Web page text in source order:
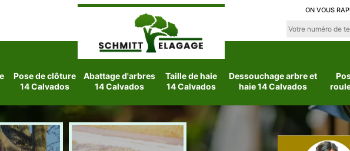
ON VOUS
Pose de clôture
14 Calvados
Abattage d'arbres
14 Calvados
Taille de haie
14 Calvados
Dessouchage arbre et
haie 14 Calvados